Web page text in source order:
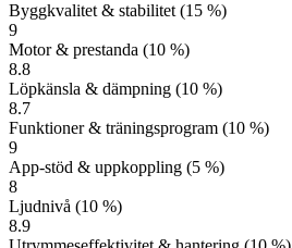
Byggkvalitet & stabilitet (15 %)
9
Motor & prestanda (10 %)
8.8
Löpkänsla & dämpning (10 %)
8.7
Funktioner & träningsprogram (10 %)
9
App-stöd & uppkoppling (5 %)
8
Ljudnivå (10 %)
8.9